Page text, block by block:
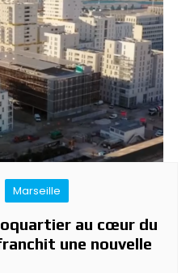
Marseille
au cœur du
une nouvelle